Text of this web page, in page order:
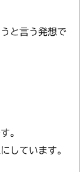
と言う発想で
。
しています。